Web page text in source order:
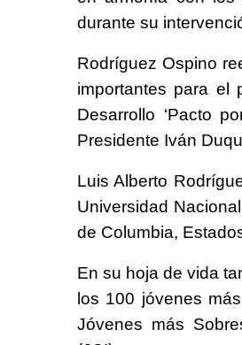
durante su
Rodríguez Ospino
importantes para el
Desarrollo ‘Pacto
Presidente Iván
Luis Alberto
Universidad
de Columbia,
En su hoja de vida
los 100 jóvenes
Jóvenes más